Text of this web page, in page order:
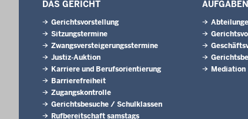
DAS GERICHT
Gerichtsvorstellung
Sitzungstermine
Zwangsversteigerungs­stermine
Justiz-Auktion
Karriere und Berufsorientierung
Barrierefreiheit
Zugangskontrolle
Gerichtsbesuche / Schulklassen
Rufbereitschaft samstags
AUFGABEN
Mediation